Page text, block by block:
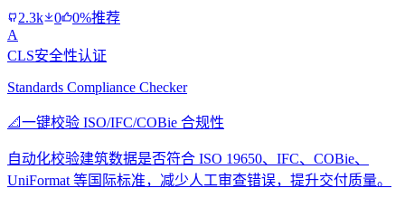
2.3k 0
0%推荐
A
CLS安全性认证
Standards Compliance Checker
📐一键校验 ISO/IFC/COBie 合规性
自动化校验建筑数据是否符合 ISO 19650、IFC、COBie、
UniFormat 等国际标准，减少人工审查错误，提升交付质量。